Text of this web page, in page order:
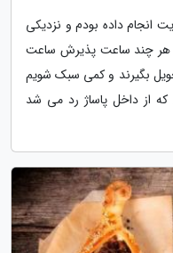
انجام داده بودم و نزدیکی
هر چند ساعت پذیرش ساعت
بگیرند و کمی سبک شویم
که از داخل پاساژ رد می شد